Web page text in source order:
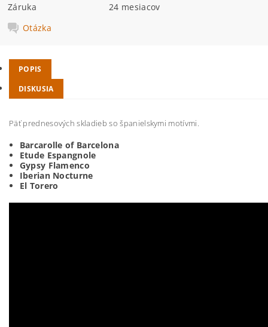
Záruka
24 mesiacov
Otázka
POPIS
DISKUSIA
Päť prednesových skladieb so španielskymi motívmi.
Barcarolle of Barcelona
Etude Espangnole
Gypsy Flamenco
Iberian Nocturne
El Torero